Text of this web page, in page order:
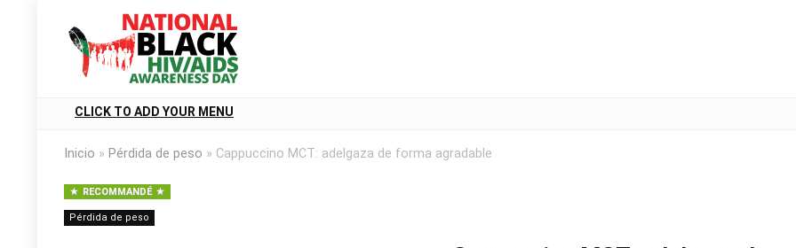
CLICK TO ADD YOUR MENU
Inicio » Pérdida de peso » Cappuccino MCT: adelgaza de forma agradable
RECOMMANDÉ
Pérdida de peso